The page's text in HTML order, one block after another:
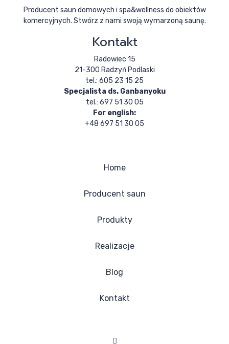
Producent saun domowych i spa&wellness do obiektów
komercyjnych. Stwórz z nami swoją wymarzoną saunę.
Kontakt
Radowiec 15
21-300 Radzyń Podlaski
tel.: 605 23 15 25
Specjalista ds. Ganbanyoku
tel.: 697 51 30 05
For english:
+48 697 51 30 05
Home
Producent saun
Produkty
Realizacje
Blog
Kontakt
Facebook